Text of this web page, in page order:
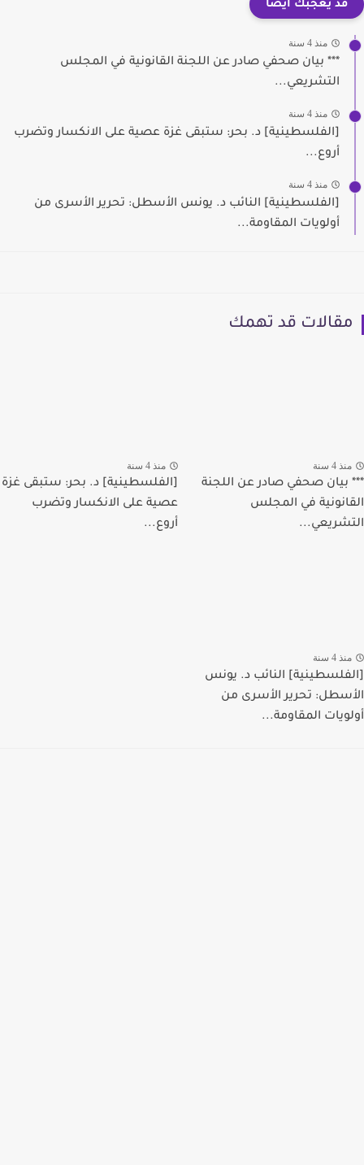
قد يعجبك ايضا
منذ 4 سنة
*** بيان صحفي صادر عن اللجنة القانونية في المجلس
التشريعي...
منذ 4 سنة
[الفلسطينية] د. بحر: ستبقى غزة عصية على الانكسار وتضرب
أروع...
منذ 4 سنة
[الفلسطينية] النائب د. يونس الأسطل: تحرير الأسرى من
أولويات المقاومة...
مقالات قد تهمك
منذ 4 سنة
*** بيان صحفي صادر عن اللجنة
القانونية في المجلس
التشريعي...
منذ 4 سنة
[الفلسطينية] د. بحر: ستبقى غزة
عصية على الانكسار وتضرب
أروع...
منذ 4 سنة
[الفلسطينية] النائب د. يونس
الأسطل: تحرير الأسرى من
أولويات المقاومة...